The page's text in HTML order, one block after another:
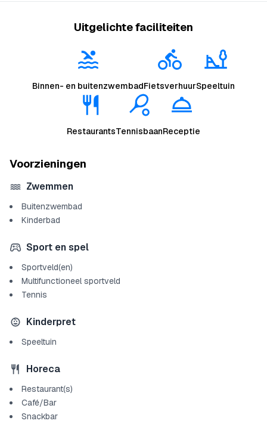
Uitgelichte faciliteiten
Binnen- en buitenzwembadFietsverhuurSpeeltuin
RestaurantsTennisbaanReceptie
Voorzieningen
Zwemmen
Buitenzwembad
Kinderbad
Sport en spel
Sportveld(en)
Multifunctioneel sportveld
Tennis
Kinderpret
Speeltuin
Horeca
Restaurant(s)
Café/Bar
Snackbar